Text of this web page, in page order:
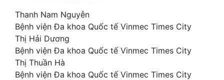
Thanh Nam Nguyễn
Bệnh viện Đa khoa Quốc tế Vinmec Times City
Thị Hải Dương
Bệnh viện Đa khoa Quốc tế Vinmec Times City
Thị Thuần Hà
Bệnh viện Đa khoa Quốc tế Vinmec Times City